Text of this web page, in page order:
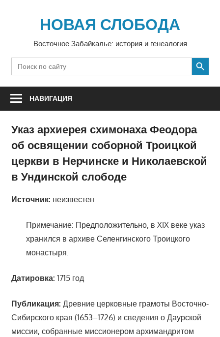
содержимомуНОВАЯ СЛОБОДА
Восточное Забайкалье: история и генеалогия
Search
for:
SEARCH BUTTON
НАВИГАЦИЯ
Указ архиерея схимонаха Феодора
об освящении соборной Троицкой
церкви в Нерчинске и Николаевской
в Ундинской слободе
Источник: неизвестен
Примечание: Предположительно, в XIX веке указ
хранился в архиве Селенгинского Троицкого
монастыря.
Датировка: 1715 год
Публикация: Древние церковные грамоты Восточно-
Сибирского края (1653–1726) и сведения о Даурской
миссии, собранные миссионером архимандритом